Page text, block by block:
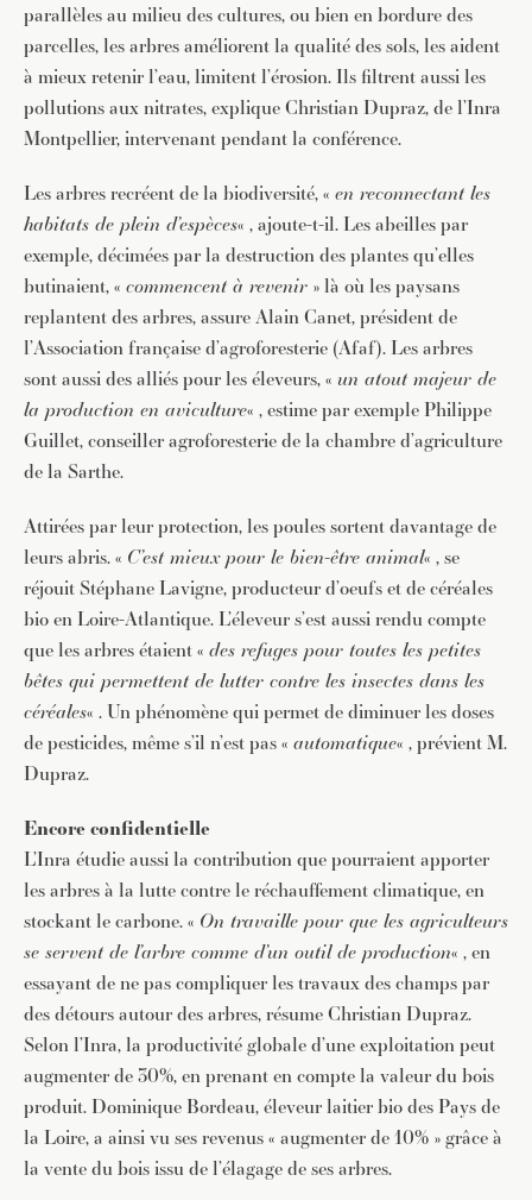
parallèles au milieu des cultures, ou bien en bordure des
parcelles, les arbres améliorent la qualité des sols, les aident
à mieux retenir l’eau, limitent l’érosion. Ils filtrent aussi les
pollutions aux nitrates, explique Christian Dupraz, de l’Inra
Montpellier, intervenant pendant la conférence.
Les arbres recréent de la biodiversité, « en reconnectant les
habitats de plein d’espèces« , ajoute-t-il. Les abeilles par
exemple, décimées par la destruction des plantes qu’elles
butinaient, « commencent à revenir » là où les paysans
replantent des arbres, assure Alain Canet, président de
l’Association française d’agroforesterie (Afaf). Les arbres
sont aussi des alliés pour les éleveurs, « un atout majeur de
la production en aviculture« , estime par exemple Philippe
Guillet, conseiller agroforesterie de la chambre d’agriculture
de la Sarthe.
Attirées par leur protection, les poules sortent davantage de
leurs abris. « C’est mieux pour le bien-être animal« , se
réjouit Stéphane Lavigne, producteur d’oeufs et de céréales
bio en Loire-Atlantique. L’éleveur s’est aussi rendu compte
que les arbres étaient « des refuges pour toutes les petites
bêtes qui permettent de lutter contre les insectes dans les
céréales« . Un phénomène qui permet de diminuer les doses
de pesticides, même s’il n’est pas « automatique« , prévient M.
Dupraz.
Encore confidentielle
L’Inra étudie aussi la contribution que pourraient apporter
les arbres à la lutte contre le réchauffement climatique, en
stockant le carbone. « On travaille pour que les agriculteurs
se servent de l’arbre comme d’un outil de production« , en
essayant de ne pas compliquer les travaux des champs par
des détours autour des arbres, résume Christian Dupraz.
Selon l’Inra, la productivité globale d’une exploitation peut
augmenter de 30%, en prenant en compte la valeur du bois
produit. Dominique Bordeau, éleveur laitier bio des Pays de
la Loire, a ainsi vu ses revenus « augmenter de 10% » grâce à
la vente du bois issu de l’élagage de ses arbres.